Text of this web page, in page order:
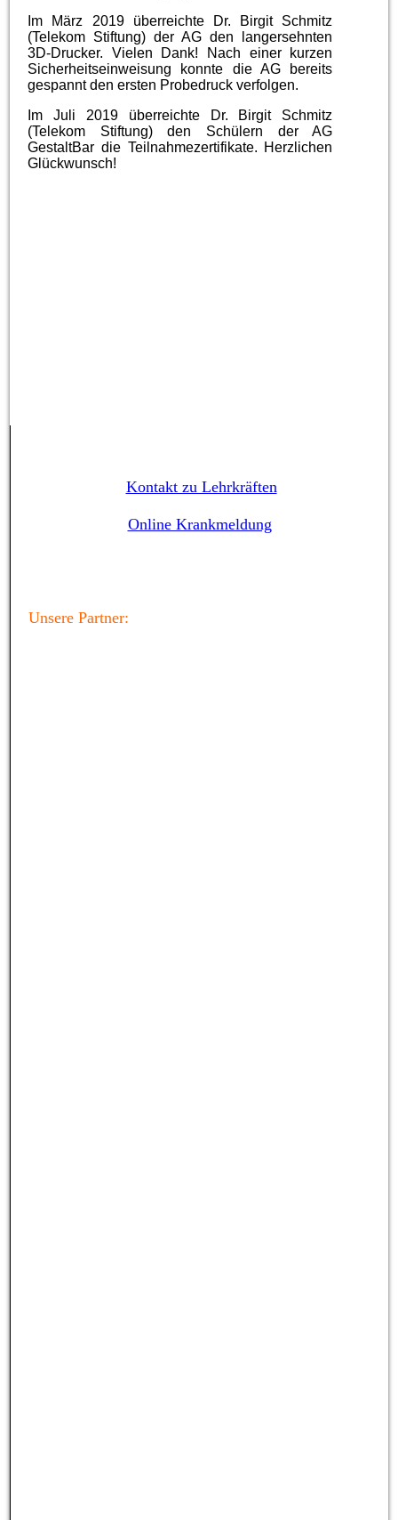
Im März 2019 überreichte Dr. Birgit Schmitz
(Telekom Stiftung) der AG den langersehnten
3D-Drucker. Vielen Dank! Nach einer kurzen
Sicherheitseinweisung konnte die AG bereits
gespannt den ersten Probedruck verfolgen.
Im Juli 2019 überreichte
Dr. Birgit Schmitz
(Telekom Stiftung) den Schülern der AG
GestaltBar die Teilnahmezertifikate. Herzlichen
Glückwunsch!
Kontakt zu Lehrkräften
Online Krankmeldung
Unsere Partner: